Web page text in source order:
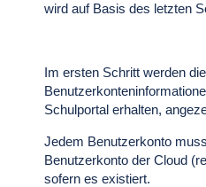
wird auf Basis des letzten
Im ersten Schritt werden die
Schulportal erhalten,
Jedem Benutzerkonto
Benutzerkonto der Cloud
sofern es existiert.